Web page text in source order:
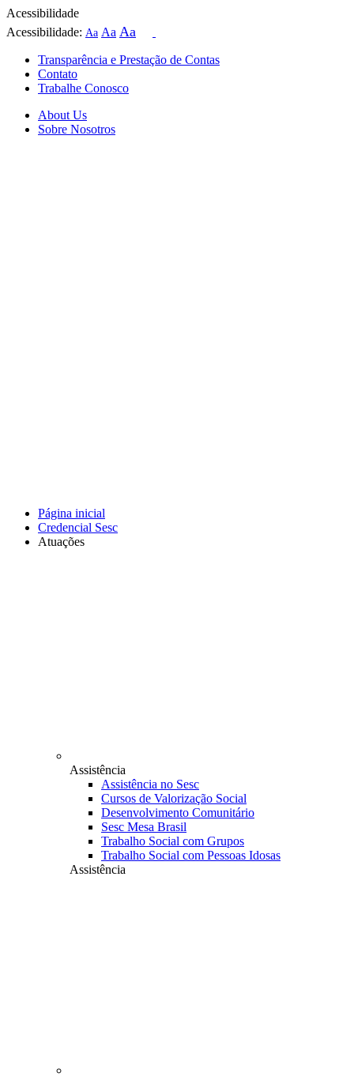
Acessibilidade
Acessibilidade: Aa Aa Aa
Transparência e Prestação de Contas
Contato
Trabalhe Conosco
About Us
Sobre Nosotros
Página inicial
Credencial Sesc
Atuações
Assistência
Assistência no Sesc
Cursos de Valorização Social
Desenvolvimento Comunitário
Sesc Mesa Brasil
Trabalho Social com Grupos
Trabalho Social com Pessoas Idosas
Assistência